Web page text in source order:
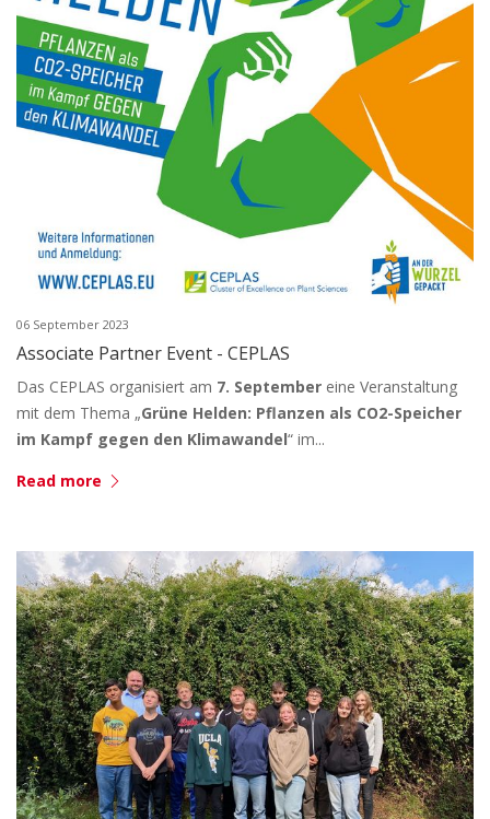
06 September 2023
Associate Partner Event - CEPLAS
Das CEPLAS organisiert am 7. September eine Veranstaltung
mit dem Thema „Grüne Helden: Pflanzen als CO2-Speicher
im Kampf gegen den Klimawandel“ im...
Read more